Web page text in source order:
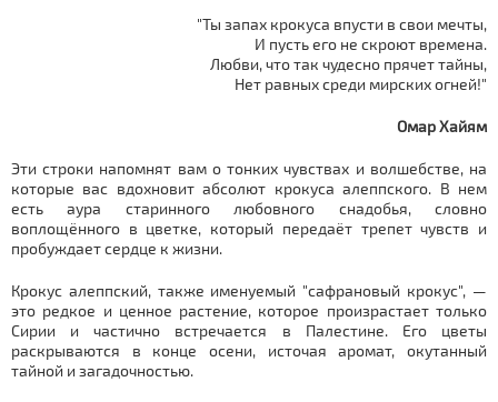
"Ты запах крокуса впусти в свои мечты,
И пусть его не скроют времена.
Любви, что так чудесно прячет тайны,
Нет равных среди мирских огней!"
Омар Хайям
Эти строки напомнят вам о тонких чувствах и волшебстве, на
которые вас вдохновит абсолют крокуса алеппского. В нем
есть аура старинного любовного снадобья, словно
воплощённого в цветке, который передаёт трепет чувств и
пробуждает сердце к жизни.
Крокус алеппский, также именуемый "сафрановый крокус", —
это редкое и ценное растение, которое произрастает только
Сирии и частично встречается в Палестине. Его цветы
раскрываются в конце осени, источая аромат, окутанный
тайной и загадочностью.